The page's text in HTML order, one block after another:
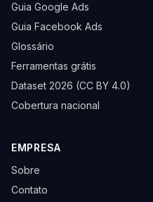
Guia Google Ads
Guia Facebook Ads
Glossário
Ferramentas grátis
Dataset 2026 (CC BY 4.0)
Cobertura nacional
EMPRESA
Sobre
Contato